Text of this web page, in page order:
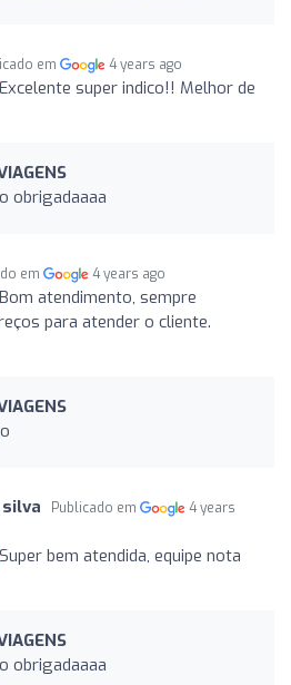
em 4 years ago
Excelente super indico!! Melhor de
obrigadaaaa
em 4 years ago
Bom atendimento, sempre
para atender o cliente.
Publicado em
4 years
Super bem atendida, equipe nota
obrigadaaaa